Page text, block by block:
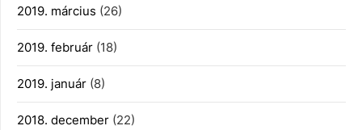
2019. március (26)
2019. február (18)
2019. január (8)
2018. december (22)